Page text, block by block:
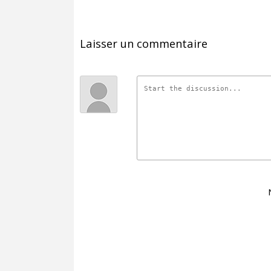
Laisser un commentaire